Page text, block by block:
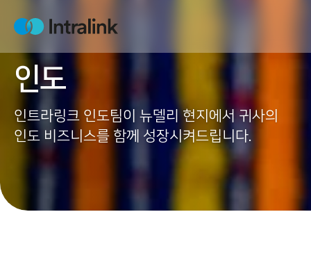
e
n
H
m
e
인도
인트라링크 인도팀이 뉴델리 현지에서 귀사의
인도 비즈니스를 함께 성장시켜드립니다.